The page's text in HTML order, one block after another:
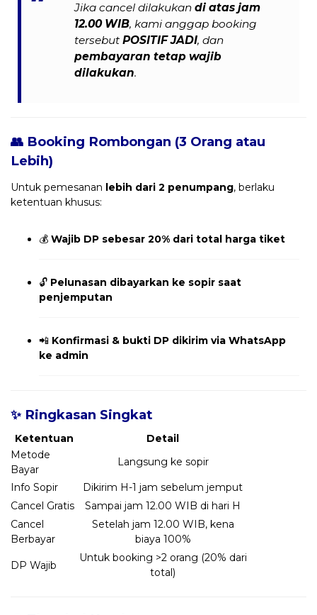
Jika cancel dilakukandi atas jam
12.00 WIB, kami anggap booking
tersebutPOSITIF JADI, dan
pembayaran tetap wajib
dilakukan.
👥 Booking Rombongan (3 Orang atau
Lebih)
Untuk pemesanan lebih dari 2 penumpang, berlaku
ketentuan khusus:
💰 Wajib DP sebesar 20% dari total harga tiket
🔓 Pelunasan dibayarkan ke sopir saat
penjemputan
📲 Konfirmasi & bukti DP dikirim via WhatsApp
ke admin
✨ Ringkasan Singkat
Ketentuan
Detail
Metode
Bayar
Langsung ke sopir
Info Sopir
Dikirim H-1 jam sebelum jemput
Cancel Gratis
Sampai jam 12.00 WIB di hari H
Cancel
Berbayar
Setelah jam 12.00 WIB, kena
biaya 100%
DP Wajib
Untuk booking >2 orang (20% dari
total)